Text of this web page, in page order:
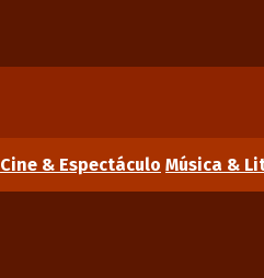
Cine & Espectáculo Música &